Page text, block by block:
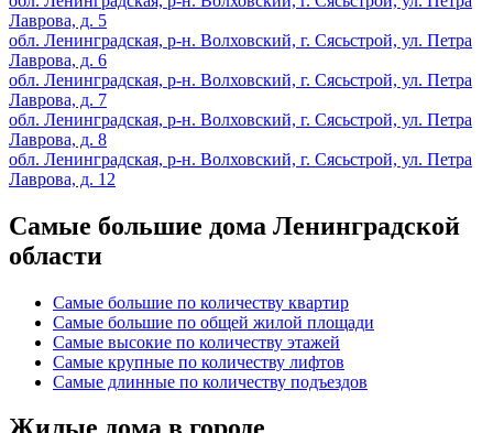
Лаврова, д. 5
обл. Ленинградская, р-н. Волховский, г. Сясьстрой, ул. Петра
Лаврова, д. 6
обл. Ленинградская, р-н. Волховский, г. Сясьстрой, ул. Петра
Лаврова, д. 7
обл. Ленинградская, р-н. Волховский, г. Сясьстрой, ул. Петра
Лаврова, д. 8
обл. Ленинградская, р-н. Волховский, г. Сясьстрой, ул. Петра
Лаврова, д. 12
Самые большие дома Ленинградской
области
Самые большие по количеству квартир
Самые большие по общей жилой площади
Самые высокие по количеству этажей
Самые крупные по количеству лифтов
Самые длинные по количеству подъездов